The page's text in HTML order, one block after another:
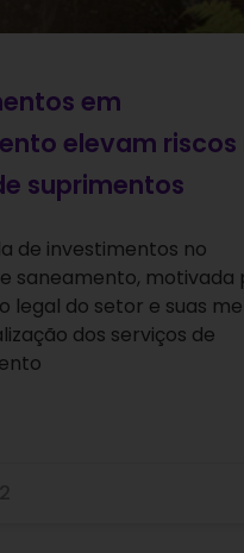
em
elevam riscos
suprimentos
de investimentos no
saneamento, motivada
legal do setor e suas
dos serviços de